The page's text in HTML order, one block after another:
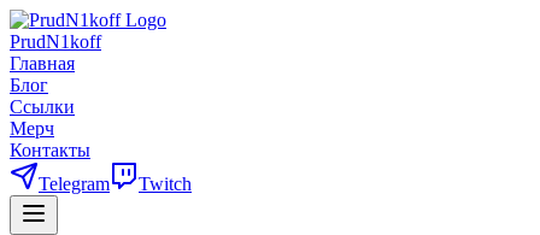
PrudN1koff
Главная
Блог
Ссылки
Мерч
Контакты
Telegram
Twitch